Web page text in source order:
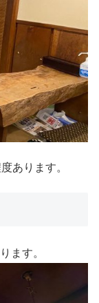
あります。
ます。